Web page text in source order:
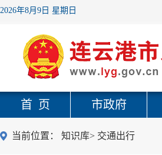
2026年8月9日 星期日
首 页 市政府
当前位置： 知识库> 交通出行